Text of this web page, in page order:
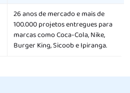
26 anos de mercado e mais de
100.000 projetos entregues para
marcas como Coca-Cola, Nike,
Burger King, Sicoob e Ipiranga.